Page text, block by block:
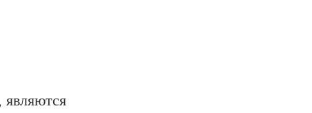
являются